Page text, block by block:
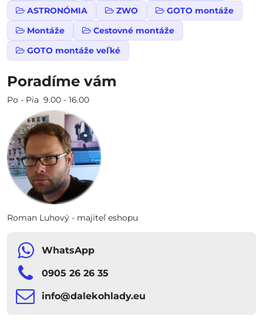
ASTRONÓMIA
ZWO
GOTO montáže
Montáže
Cestovné montáže
GOTO montáže veľké
Poradíme vám
Po - Pia 9.00 - 16.00
Roman Luhový - majiteľ eshopu
WhatsApp
0905 26 26 35
info​​@dalekohlady​​.eu